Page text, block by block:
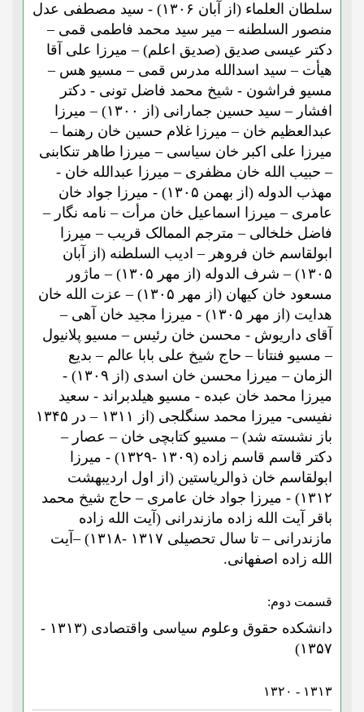
سلطان العلماء (از آبان ۱۳۰۶) - سید مصطفی عدل
منصور السلطنه – میر سید محمد فاطمی قمی –
دکتر عیسی صدیق (صدیق اعلم) – میرزا علی آقا
هیأت – سید اسدالله مدرس قمی – مسیو هس –
مسیو فراشون - شیخ محمد فاضل تونی - دکتر
افشار – سید حسین جمارانی (از ۱۳۰۰) – میرزا
عبدالعظیم خان – میرزا غلام حسین خان رهنما –
میرزا علی اکبر خان سیاسی – میرزا طاهر تنکابنی
– حبیب الله خان مظفری – میرزا عبدالله خان -
مهذب الدوله (از بهمن ۱۳۰۵) - میرزا جواد خان
عامری – میرزا اسماعیل خان مرأت – نامه نگار –
فاضل خلخالی – مترجم الممالک قریب – میرزا
ابولقاسم خان فروهر – ادیب السلطنه (از آبان
۱۳۰۵) – شرف الدوله (از مهر ۱۳۰۵) – ماژور
مسعود خان کیهان (از مهر ۱۳۰۵) – عزت الله خان
هدایت (از مهر ۱۳۰۵) - میرزا مجید خان آهی –
آقای داریوش - محسن خان رئیس – مسیو پلانیول
– مسیو فنتانا – حاج شیخ علی بابا عالم – بدیع
الزمان – میرزا محسن خان اسدی (از ۱۳۰۹) -
میرزا محمد خان عبده - مسیو هیلدبراند - سعید
نفیسی- میرزا محمد سنگلجی (از ۱۳۱۱ – در ۱۳۴۵
باز نشسته شد) – مسیو کتابچی خان – عصار –
دکتر قاسم قاسم زاده (۱۳۰۹ -۱۳۲۹) - میرزا
ابولقاسم خان ذوالریاستین (از اول اردیبهشت
۱۳۱۲) - میرزا جواد خان عامری – حاج شیخ محمد
باقر آیت الله زاده مازندرانی (آیت الله زاده
مازندرانی – تا سال تحصیلی ۱۳۱۷ -۱۳۱۸) –آیت
الله زاده اصفهانی.
قسمت دوم:
دانشکده حقوق وعلوم سیاسی واقتصادی (۱۳۱۳ -
۱۳۵۷)
۱۳۱۳ - ۱۳۲۰